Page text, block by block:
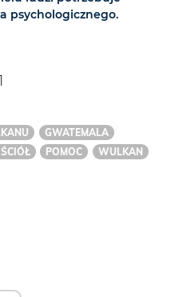
psychologicznego.
GWATEMALA
POMOC WULKAN